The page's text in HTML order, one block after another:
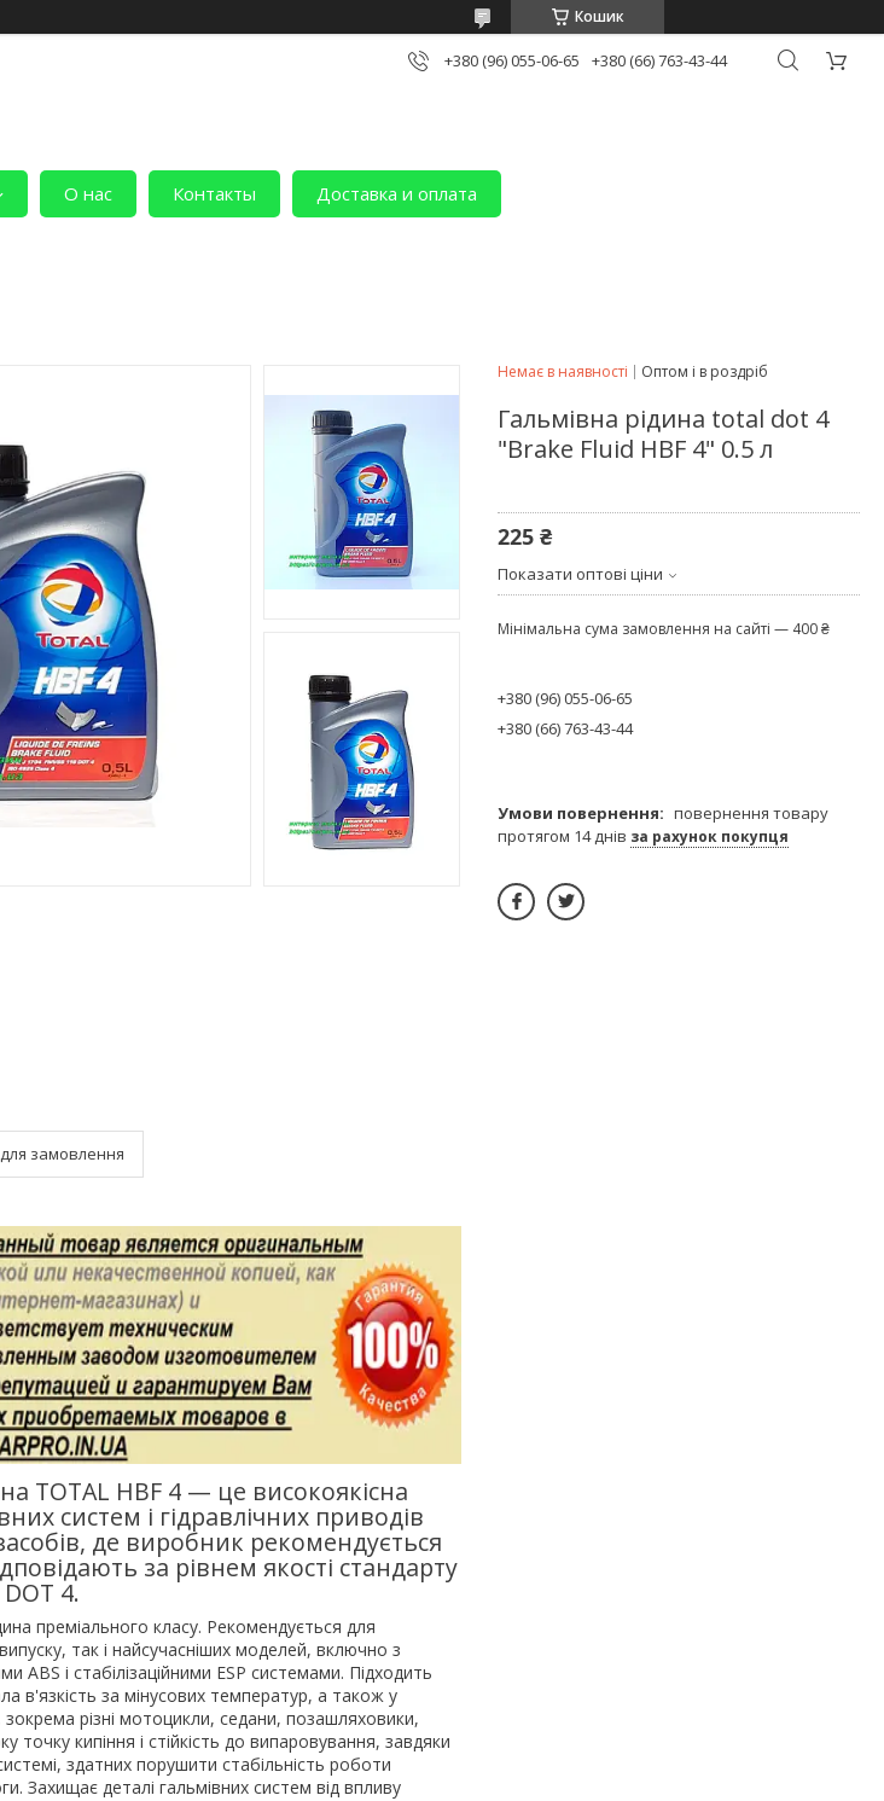
Кошик
+380 (96) 055-06-65 +380 (66) 763-43-44
О нас Контакты Доставка и оплата
замовлення
TOTAL HBF 4 — це високоякісна
систем і гідравлічних приводів
де виробник рекомендується
за рівнем якості стандарту
DOT 4.
преміального класу. Рекомендується для
так і найсучасніших моделей, включно з
і стабілізаційними ESP системами. Підходить
в'язкість за мінусових температур, а також у
різні мотоцикли, седани, позашляховики,
кипіння і стійкість до випаровування, завдяки
здатних порушити стабільність роботи
Захищає деталі гальмівних систем від впливу
Немає в наявності Оптом і в роздріб
Гальмівна рідина total dot 4
"Brake Fluid HBF 4" 0.5 л
225 ₴
Показати оптові ціни
Мінімальна сума замовлення на сайті — 400 ₴
+380 (96) 055-06-65
+380 (66) 763-43-44
повернення товару
протягом 14 днів за рахунок покупця